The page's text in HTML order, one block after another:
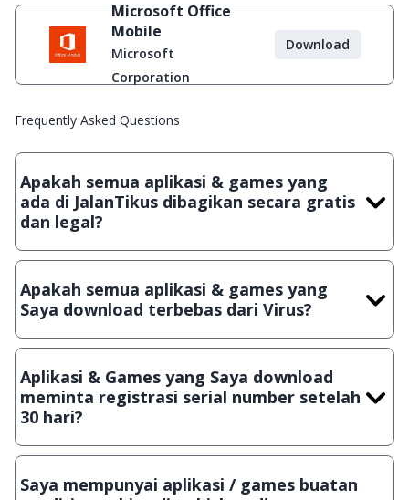
Microsoft Office
Mobile
Microsoft
Corporation
Download
Frequently Asked Questions
Apakah semua aplikasi & games yang
ada di JalanTikus dibagikan secara gratis
dan legal?
Ya, JalanTikus hanya membagikan aplikasi & games yang
crack, patch atau semacamnya.
Apakah semua aplikasi & games yang
Saya download terbebas dari Virus?
Ya, JalanTikus selalu melakukan scanning dengan 3 jenis
suatu aplikasi atau games, sehingga bisa dijamin 100%
terbebas dari virus.
Aplikasi & Games yang Saya download
meminta registrasi serial number setelah
30 hari?
Meskipun dibagikan secara gratis, namun ada beberapa
hanya bisa digunakan dalam jangka waktu tertentu dan jika
Saya mempunyai aplikasi / games buatan